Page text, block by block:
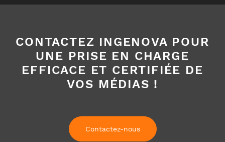
CONTACTEZ INGENOVA POUR
UNE PRISE EN CHARGE
EFFICACE ET CERTIFIÉE DE
VOS MÉDIAS !
Contactez-nous